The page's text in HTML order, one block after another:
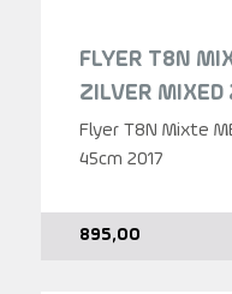
FLYER T8N
ZILVER MIXED
Flyer T8N Mixte
45cm 2017
895,00